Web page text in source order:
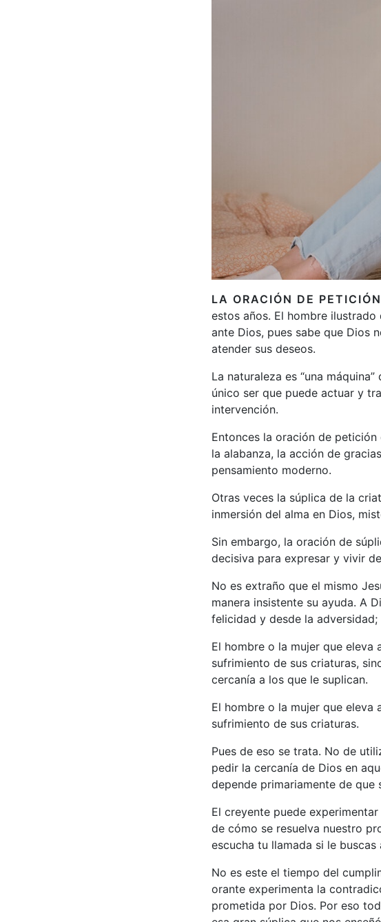
LA ORACIÓN DE
estos años. El hombre
ante Dios, pues sabe que Dios
atender sus deseos.
La naturaleza es “una
único ser que puede actuar y
intervención.
Entonces la oración de
la alabanza, la acción de
pensamiento moderno.
Otras veces la súplica de la
inmersión del alma en Dios,
Sin embargo, la oración de
decisiva para expresar y vivir
No es extraño que el mismo
manera insistente su ayuda. A
felicidad y desde la
El hombre o la mujer que
sufrimiento de sus criaturas,
cercanía a los que le suplican.
El hombre o la mujer que
sufrimiento de sus criaturas.
Pues de eso se trata. No de
pedir la cercanía de Dios en
depende primariamente de que
El creyente puede
de cómo se resuelva nuestro
escucha tu llamada si le
No es este el tiempo del
orante experimenta la
prometida por Dios. Por eso